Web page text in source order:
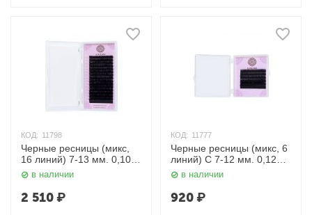
КОД: 11798
Черные ресницы (микс,
16 линий) 7-13 мм. 0,10
мм. Enigma
в наличии
2 510₽
КОД: 11777
Черные ресницы (микс, 6
линий) C 7-12 мм. 0,12
мм. Enigma
в наличии
920₽